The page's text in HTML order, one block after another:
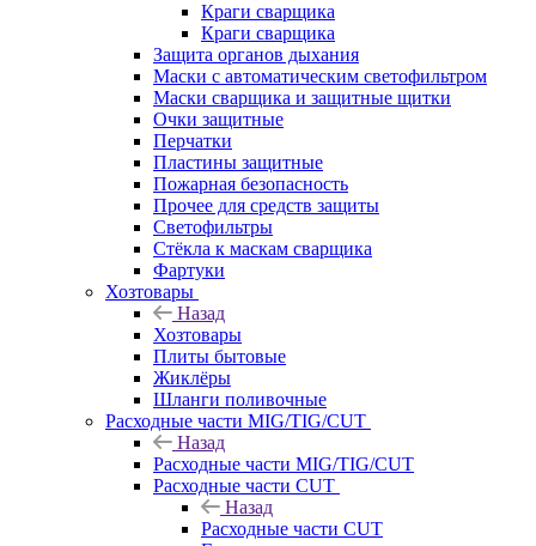
Краги сварщика
Краги сварщика
Защита органов дыхания
Маски с автоматическим светофильтром
Маски сварщика и защитные щитки
Очки защитные
Перчатки
Пластины защитные
Пожарная безопасность
Прочее для средств защиты
Светофильтры
Стёкла к маскам сварщика
Фартуки
Хозтовары
Назад
Хозтовары
Плиты бытовые
Жиклёры
Шланги поливочные
Расходные части MIG/TIG/CUT
Назад
Расходные части MIG/TIG/CUT
Расходные части CUT
Назад
Расходные части CUT